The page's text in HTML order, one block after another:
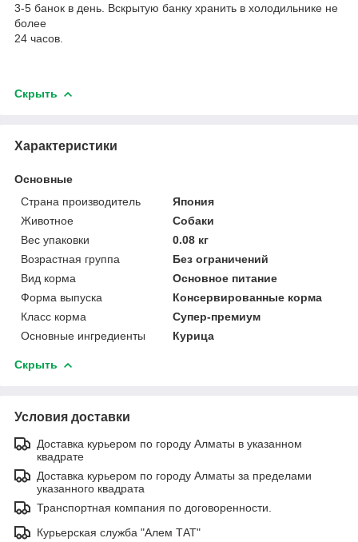
3-5 банок в день. Вскрытую банку хранить в холодильнике не
более
24 часов.
Скрыть
Характеристики
Основные
Страна производитель
Япония
Животное
Собаки
Вес упаковки
0.08 кг
Возрастная группа
Без ограничений
Вид корма
Основное питание
Форма выпуска
Консервированные корма
Класс корма
Супер-премиум
Основные ингредиенты
Курица
Скрыть
Условия доставки
Доставка курьером по городу Алматы в указанном
квадрате
Доставка курьером по городу Алматы за пределами
указанного квадрата
Транспортная компания по договоренности.
Курьерская служба "Алем ТАТ"